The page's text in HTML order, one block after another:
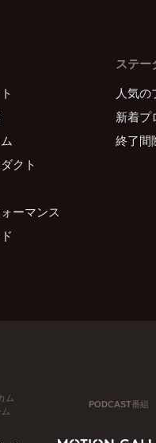
クト
ーマンス
ステー
人気の
新着プ
終了間
ム
PODCAST番組